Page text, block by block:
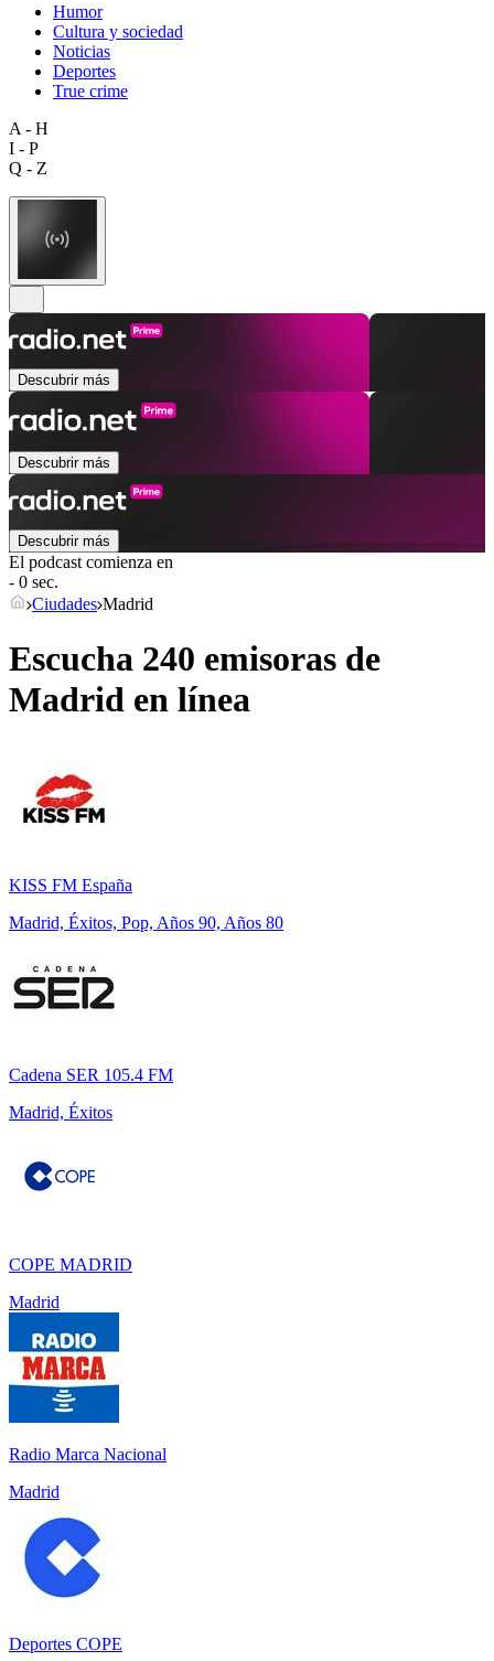
Humor
Cultura y sociedad
Noticias
Deportes
True crime
A - H
I - P
Q - Z
Descubrir más
Descubrir más
Descubrir más
El podcast comienza en
- 0 sec.
Ciudades Madrid
Escucha 240 emisoras de
Madrid en línea
KISS FM España
Madrid, Éxitos, Pop, Años 90, Años 80
Cadena SER 105.4 FM
Madrid, Éxitos
COPE MADRID
Madrid
Radio Marca Nacional
Madrid
Deportes COPE